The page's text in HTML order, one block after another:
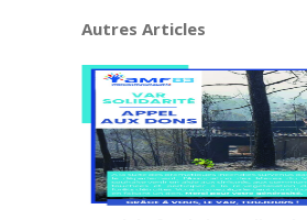
Autres Articles